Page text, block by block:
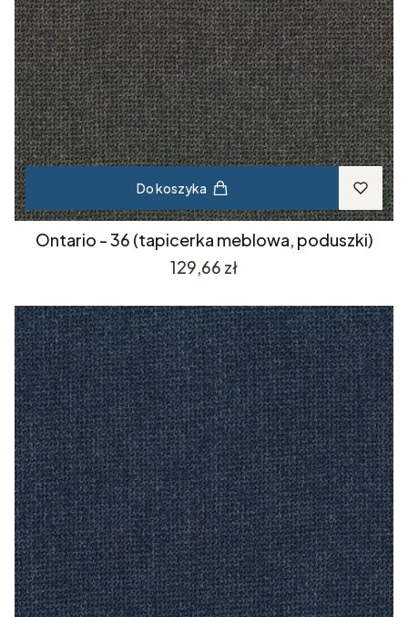
Do koszyka
Ontario - 36 (tapicerka meblowa, poduszki)
Cena
129,66 zł